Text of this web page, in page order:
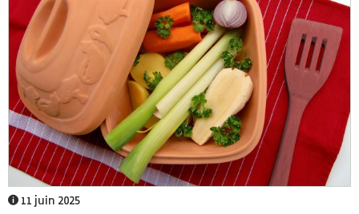
11 juin 2025